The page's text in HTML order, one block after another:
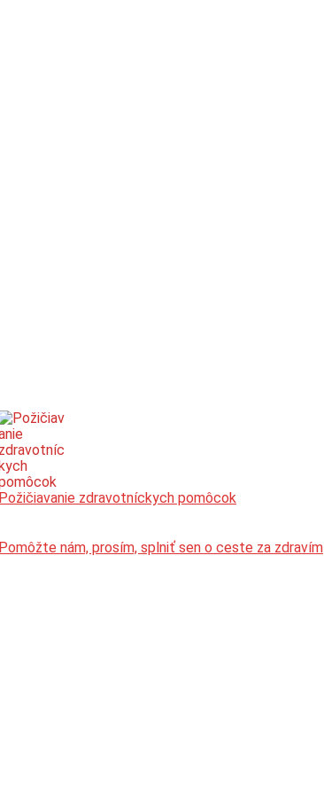
Požičiavanie zdravotníckych pomôcok
Pomôžte nám, prosím, splniť sen o ceste za zdravím